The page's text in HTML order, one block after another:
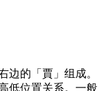
边的「賈」组成。
低位置关系。一般